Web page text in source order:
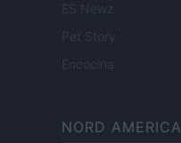
ES Newz
Pet Story
Encocina
NORD AMERICA